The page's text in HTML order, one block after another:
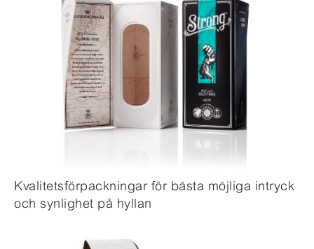
Kvalitetsförpackningar för bästa möjliga intryck
och synlighet på hyllan